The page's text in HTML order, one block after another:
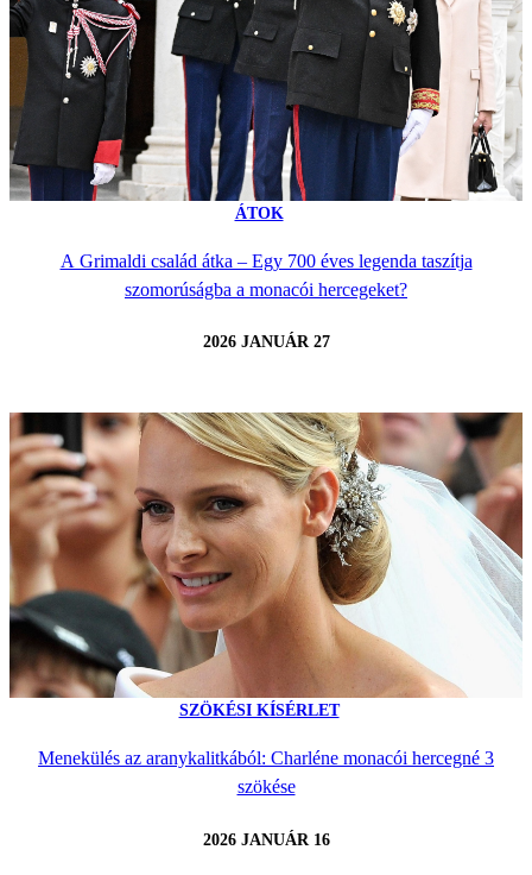
ÁTOK
A Grimaldi család átka – Egy 700 éves legenda taszítja
szomorúságba a monacói hercegeket?
2026 JANUÁR 27
SZÖKÉSI KÍSÉRLET
Menekülés az aranykalitkából: Charléne monacói hercegné 3
szökése
2026 JANUÁR 16